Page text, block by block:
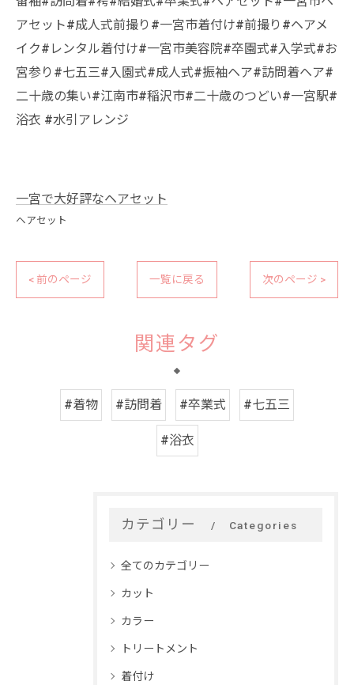
アセット#成人式前撮り#一宮市着付け#前撮り#ヘアメ
イク#レンタル着付け#一宮市美容院#卒園式#入学式#お
宮参り#七五三#入園式#成人式#振袖ヘア#訪問着ヘア#
二十歳の集い#江南市#稲沢市#二十歳のつどい#一宮駅#
浴衣 #水引アレンジ
一宮で大好評なヘアセット
ヘアセット
< 前のページ 一覧に戻る 次のページ >
関連タグ
#着物 #訪問着 #卒業式 #七五三
#浴衣
カテゴリー Categories
全てのカテゴリー
カット
カラー
トリートメント
着付け